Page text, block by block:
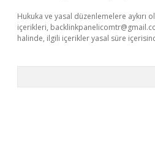
Hukuka ve yasal düzenlemelere aykırı
içerikleri,
halinde, ilgili içerikler yasal süre